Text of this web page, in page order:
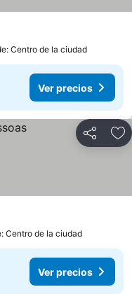
Centro de la ciudad
Ver precios
Compartir
Centro de la ciudad
Ver precios